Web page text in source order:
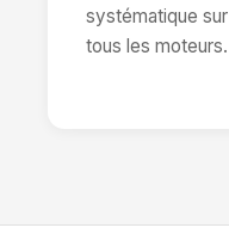
systématique sur
tous les moteurs.